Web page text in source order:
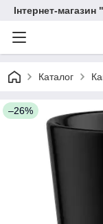
Інтернет-
Каталог
–26%